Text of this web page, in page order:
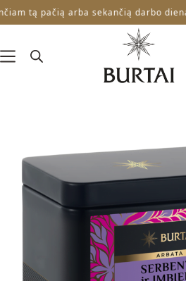
to
tą pačią arba sekančią darbo dieną,